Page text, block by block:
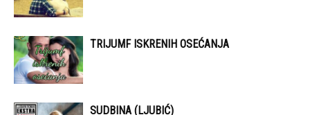
TRIJUMF ISKRENIH OSEĆANJA
SUDBINA (LJUBIĆ)